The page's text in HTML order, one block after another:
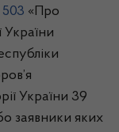
«Про
України
України 39
заявники яких